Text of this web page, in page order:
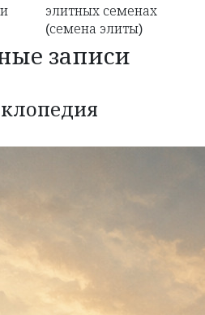
элитных семенах
(семена элиты)
записи